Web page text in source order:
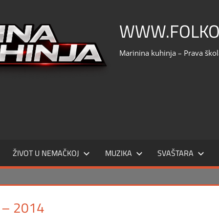
Marinina kuhinja – Prava
ŽIVOT U NEMAČKOJ MUZIKA SVAŠTARA
– 2014